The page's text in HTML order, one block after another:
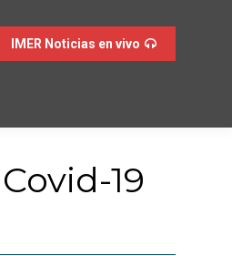
IMER Noticias en vivo
19